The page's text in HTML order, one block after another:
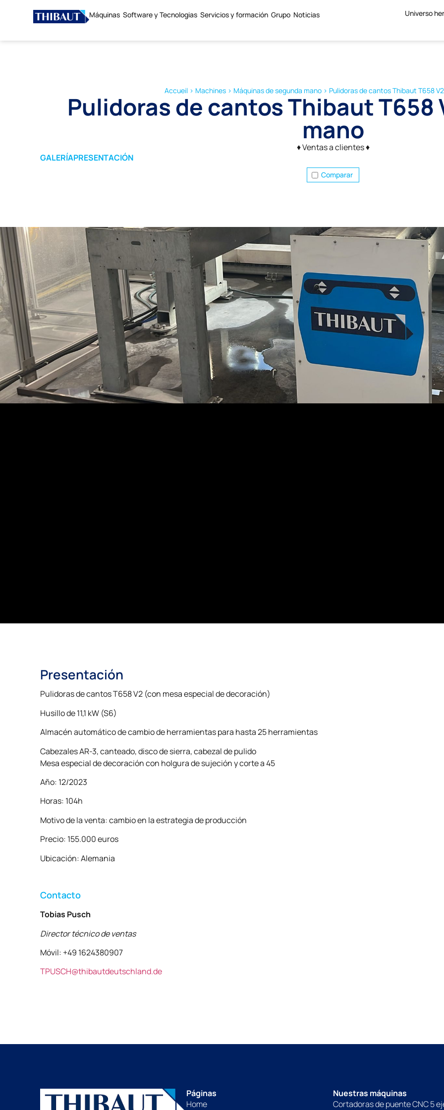
Máquinas Software y Tecnologias Servicios y formación Grupo Noticias Universo
Accueil > Machines > Máquinas de segunda mano > Pulidoras de cantos Thibaut T658
Pulidoras de cantos Thibaut T658
mano
♦ Ventas a clientes ♦
GALERÍAPRESENTACIÓN
Comparar
Presentación
Pulidoras de cantos T658 V2 (con mesa especial de decoración)
Husillo de 11,1 kW (S6)
Almacén automático de cambio de herramientas para hasta 25 herramientas
Cabezales AR-3, canteado, disco de sierra, cabezal de pulido
Mesa especial de decoración con holgura de sujeción y corte a 45
Año: 12/2023
Horas: 104h
Motivo de la venta: cambio en la estrategia de producción
Precio: 155.000 euros
Ubicación: Alemania
Contacto
Tobias Pusch
Director técnico de ventas
Móvil: +49 1624380907
TPUSCH@thibautdeutschland.de
Páginas
Home
Nuestras máquinas
Cortadoras de puente CNC 5